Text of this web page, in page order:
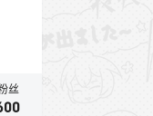
丝